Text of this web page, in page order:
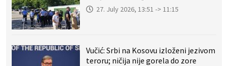
27. July 2026, 13:51 -> 11:15
Vučić: Srbi na Kosovu izloženi jezivom
teroru; ničija nije gorela do zore